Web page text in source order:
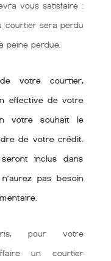
vous satisfaire :
courtier sera perdu
peine perdue.
votre courtier,
effective de votre
votre souhait le
de votre crédit.
inclus dans
pas besoin
pour votre
un courtier